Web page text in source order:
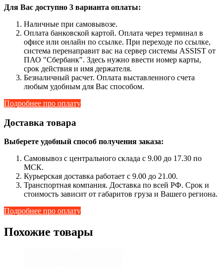
Для Вас доступно 3 варианта оплаты:
Наличные при самовывозе.
Оплата банковской картой. Оплата через терминал в
офисе или онлайн по ссылке. При переходе по ссылке,
система перенаправит вас на сервер системы ASSIST от
ПАО "Сбербанк". Здесь нужно ввести номер карты,
срок действия и имя держателя.
Безналичный расчет. Оплата выставленного счета
любым удобным для Вас способом.
Подробнее про оплату
Доставка товара
Выберете удобный способ получения заказа:
Самовывоз с центрального склада с 9.00 до 17.30 по
МСК.
Курьерская доставка работает с 9.00 до 21.00.
Транспортная компания. Доставка по всей РФ. Срок и
стоимость зависит от габаритов груза и Вашего региона.
Подробнее про оплату
Похожие товары